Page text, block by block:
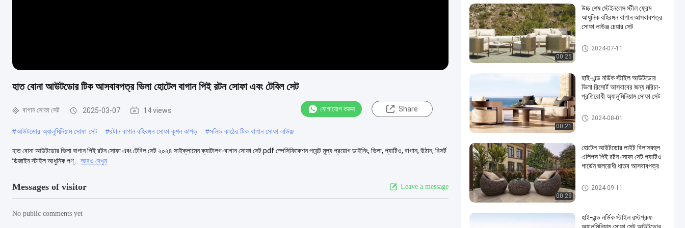
হাত বোনা আউটডোর টিক আসবাবপত্র ভিলা হোটেল বাগান পিই রটন সোফা এবং টেবিল সেট
বাগান সোফা সেট 2025-03-07 14 views যোগাযোগ করুন Share
#আউটডোর অ্যালুমিনিয়াম সোফা সেট #রটান বাগান বহিরঙ্গন সোফা কুশন কাপড় #সলিড কাঠের টিক বাগান সোফা লাউঞ্জ
হাত বোনা আউটডোর ভিলা বাগান পিই রটন সোফা এবং টেবিল সেট ২০২৪ সাইক্লামেন ক্যাটালগ-বাগান সোফা সেট.pdf স্পেসিফিকেশন পয়েন্ট মূল্য প্রয়োগ ডাইনিং, ভিলা, প্যাটিও, বাগান, উঠান, রিসর্ট
ডিজাইন স্টাইল আধুনিক পণ্...
আরও দেখুন
Messages of visitor Leave a message
No public comments yet
00:25
উচ্চ শেষ স্টেইনলেস স্টীল ফ্রেম
আধুনিক বহিরঙ্গন বাগান আসবাবপত্র
সোফা লাউঞ্জ চেয়ার সেট
Aluminum Table And Sofa
2024-07-11
00:21
হাই-এন্ড নর্ডিক স্টাইল আউটডোর
ভিলা রিসোর্ট আসবাবের জন্য মরিচা-
প্রতিরোধী অ্যালুমিনিয়াম সোফা সেট
Aluminum Table And Sofa
2024-08-01
00:29
হোটেল আউটডোর লাইট বিলাসবহুল
এলিপস পিই রটন সোফা সেট প্যাটিও
গার্ডেন জলরোধী ধাতব আসবাবপত্র
Aluminum Table And Sofa
2024-09-11
হাই-এন্ড নর্ডিক স্টাইল রস্টপ্রুফ